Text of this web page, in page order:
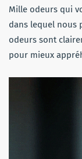
Mille odeurs qui
dans lequel nous
odeurs sont
pour mieux